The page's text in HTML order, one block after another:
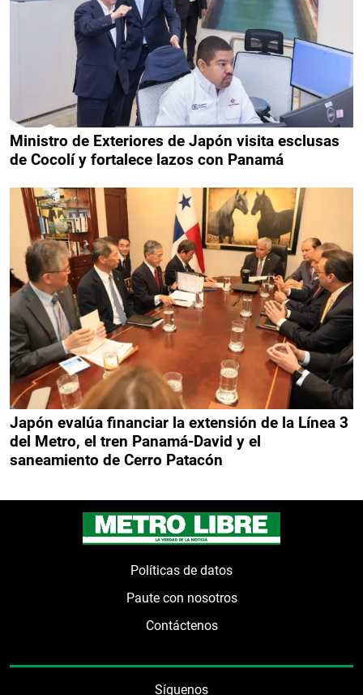
Ministro de Exteriores de Japón visita esclusas
de Cocolí y fortalece lazos con Panamá
Japón evalúa financiar la extensión de la Línea 3
del Metro, el tren Panamá-David y el
saneamiento de Cerro Patacón
Políticas de datos
Paute con nosotros
Contáctenos
Síguenos